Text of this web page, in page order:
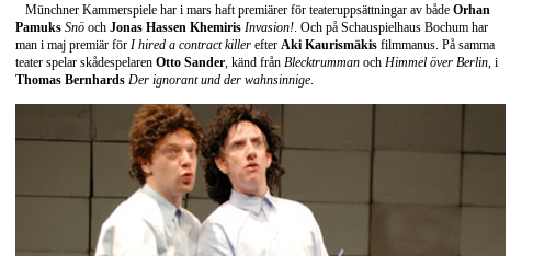
Münchner Kammerspiele har i mars haft premiärer för teateruppsättningar av både Orhan
Pamuks Snö och Jonas Hassen Khemiris Invasion!. Och på Schauspielhaus Bochum har
man i maj premiär för I hired a contract killer efter Aki Kaurismäkis filmmanus. På samma
teater spelar skådespelaren Otto Sander, känd från Blecktrumman och Himmel över Berlin, i
Thomas Bernhards Der ignorant und der wahnsinnige.